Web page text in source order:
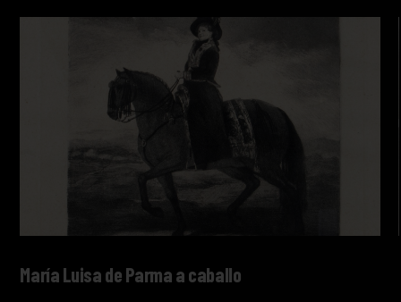
María Luisa de Parma a caballo